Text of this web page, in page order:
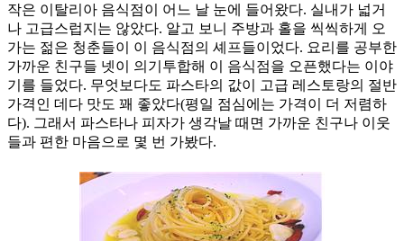
작은 이탈리아 음식점이 어느 날 눈에 들어왔다. 실내가 넓거
나 고급스럽지는 않았다. 알고 보니 주방과 홀을 씩씩하게 오
가는 젊은 청춘들이 이 음식점의 셰프들이었다. 요리를 공부한
가까운 친구들 넷이 의기투합해 이 음식점을 오픈했다는 이야
기를 들었다. 무엇보다도 파스타의 값이 고급 레스토랑의 절반
가격인 데다 맛도 꽤 좋았다(평일 점심에는 가격이 더 저렴하
다). 그래서 파스타나 피자가 생각날 때면 가까운 친구나 이웃
들과 편한 마음으로 몇 번 가봤다.